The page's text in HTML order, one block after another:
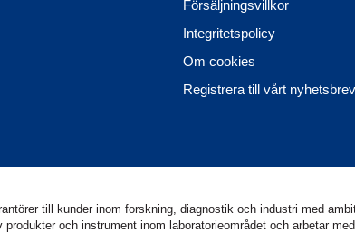
Försäljningsvillkor
Integritetspolicy
Om cookies
Registrera till vårt nyhetsbrev
till kunder inom forskning, diagnostik och industri med
och instrument inom laboratorieområdet och arbetar